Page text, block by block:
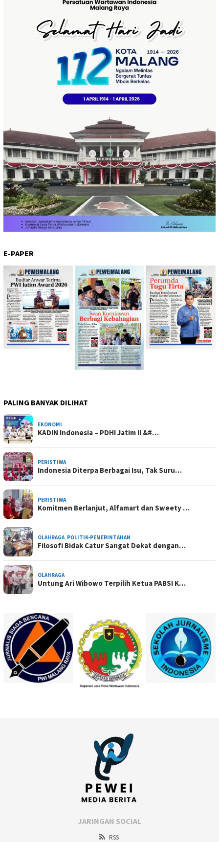
E-PAPER
PALING BANYAK DILIHAT
EKONOMI
KADIN Indonesia – PDHI Jatim II &#…
PERISTIWA
Indonesia Diterpa Berbagai Isu, Tak Suru…
PERISTIWA
Komitmen Berlanjut, Alfamart dan Sweety …
OLAHRAGA, POLITIK-PEMERINTAHAN
Filosofi Bidak Catur Sangat Dekat dengan…
OLAHRAGA
Untung Ari Wibowo Terpilih Ketua PABSI K…
JARINGAN SOCIAL
RSS